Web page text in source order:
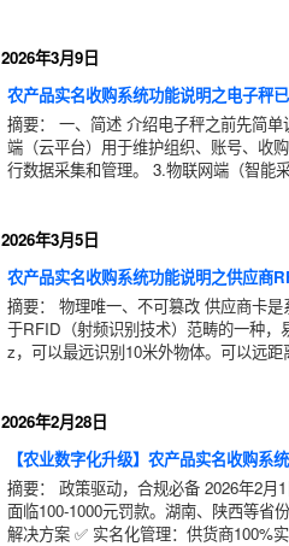
2026年3月9日
农产品实名收购系统功能说明之电子秤
摘要： 一、简述 介绍电子秤之前先简
端（云平台）用于维护组织、账号、收
行数据采集和管理。 3.物联网端（智能
2026年3月5日
农产品实名收购系统功能说明之供应商
摘要： 物理唯一、不可篡改 供应商卡
于RFID（射频识别技术）范畴的一种
z，可以最远识别10米外物体。可以远
2026年2月28日
【农业数字化升级】农产品实名收购系
摘要： 政策驱动，合规必备 2026年2月
面临100-1000元罚款。湖南、陕西等省
解决方案 ✅ 实名化管理：供货商100%